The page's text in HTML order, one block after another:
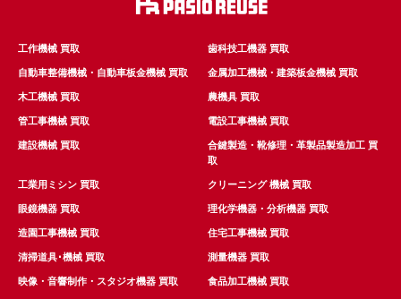
工作機械 買取 歯科技工機器 買取
自動車整備機械・自動車板金機械 買取 金属加工機械・建築板金機械 買取
木工機械 買取 農機具 買取
管工事機械 買取 電設工事機械 買取
建設機械 買取
合鍵製造・靴修理・革製品製造加工 買
取
工業用ミシン 買取 クリーニング 機械 買取
眼鏡機器 買取 理化学機器・分析機器 買取
造園工事機械 買取 住宅工事機械 買取
清掃道具･機械 買取 測量機器 買取
映像・音響制作・スタジオ機器 買取 食品加工機械 買取